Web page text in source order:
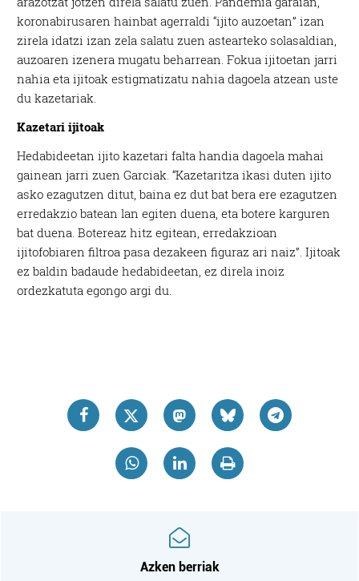
koronabirusaren hainbat agerraldi “ijito auzoetan” izan
zirela idatzi izan zela salatu zuen astearteko solasaldian,
auzoaren izenera mugatu beharrean. Fokua ijitoetan jarri
nahia eta ijitoak estigmatizatu nahia dagoela atzean uste
du kazetariak.
Kazetari ijitoak
Hedabideetan ijito kazetari falta handia dagoela mahai
gainean jarri zuen Garciak. “Kazetaritza ikasi duten ijito
asko ezagutzen ditut, baina ez dut bat bera ere ezagutzen
erredakzio batean lan egiten duena, eta botere karguren
bat duena. Botereaz hitz egitean, erredakzioan
ijitofobiaren filtroa pasa dezakeen figuraz ari naiz”. Ijitoak
ez baldin badaude hedabideetan, ez direla inoiz
ordezkatuta egongo argi du.
Azken berriak